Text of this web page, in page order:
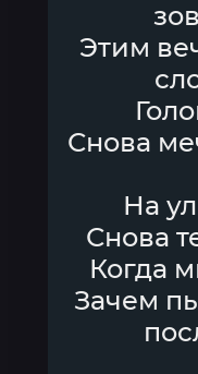
Этим
Снова
На
Снова
Когда
Зачем